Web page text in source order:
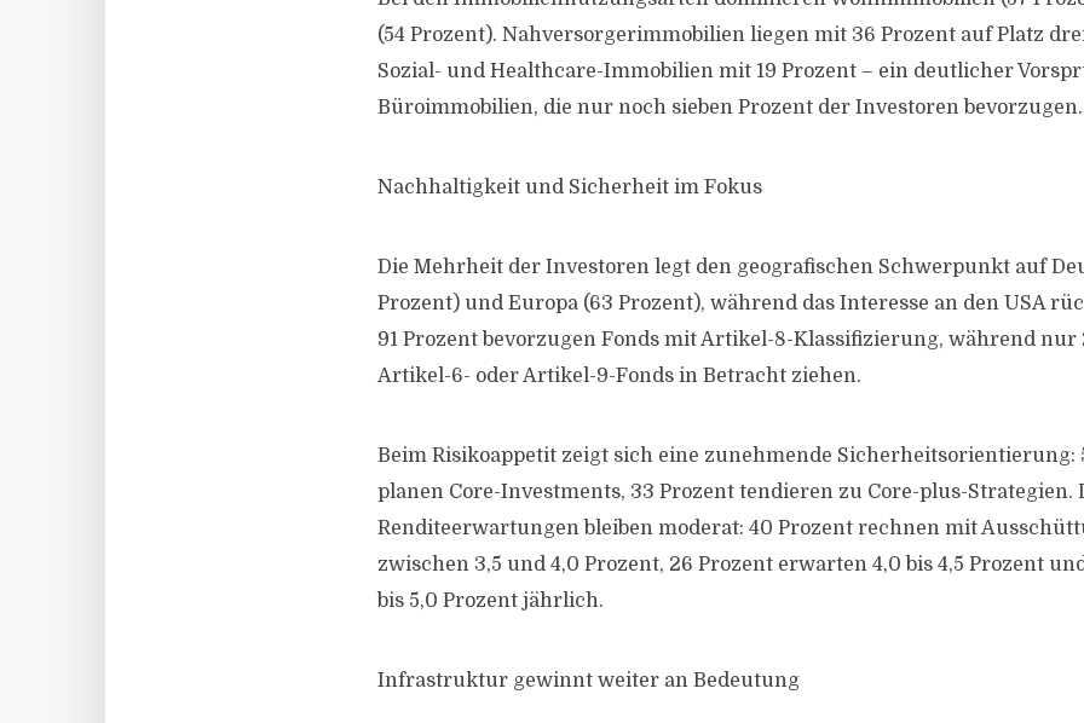
(54 Prozent). Nahversorgerimmobilien liegen mit 36 Prozent auf Platz
Sozial- und Healthcare-Immobilien mit 19 Prozent – ein deutlicher
Büroimmobilien, die nur noch sieben Prozent der Investoren bevorzugen.
Nachhaltigkeit und Sicherheit im Fokus
Die Mehrheit der Investoren legt den geografischen Schwerpunkt auf
Prozent) und Europa (63 Prozent), während das Interesse an den USA
91 Prozent bevorzugen Fonds mit Artikel-8-Klassifizierung, während nur
Artikel-6- oder Artikel-9-Fonds in Betracht ziehen.
Beim Risikoappetit zeigt sich eine zunehmende Sicherheitsorientierung:
planen Core-Investments, 33 Prozent tendieren zu Core-plus-Strategien.
Renditeerwartungen bleiben moderat: 40 Prozent rechnen mit
zwischen 3,5 und 4,0 Prozent, 26 Prozent erwarten 4,0 bis 4,5 Prozent
bis 5,0 Prozent jährlich.
Infrastruktur gewinnt weiter an Bedeutung